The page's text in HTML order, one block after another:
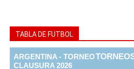
TABLA DE FUTBOL